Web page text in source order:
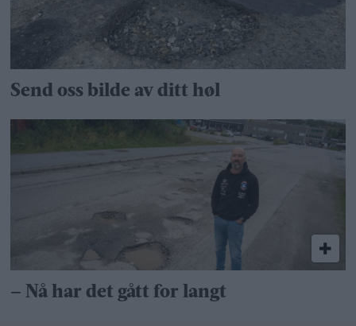
Send oss bilde av ditt høl
– Nå har det gått for langt